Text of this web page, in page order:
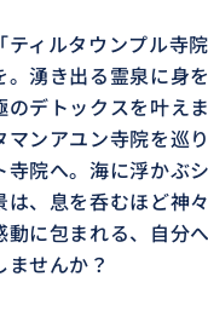
ティルタウンプル寺
。湧き出る霊泉に身
デトックスを叶えま
マンアユン寺院を巡
寺院へ。海に浮かぶ
、息を呑むほど神々
動に包まれる、自分
ませんか？